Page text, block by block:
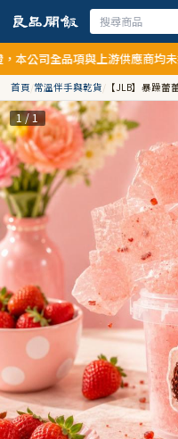
品項與上游供應商均未採用問
首頁/常溫伴手與乾貨/ 【JLB】暴躁
1 / 1